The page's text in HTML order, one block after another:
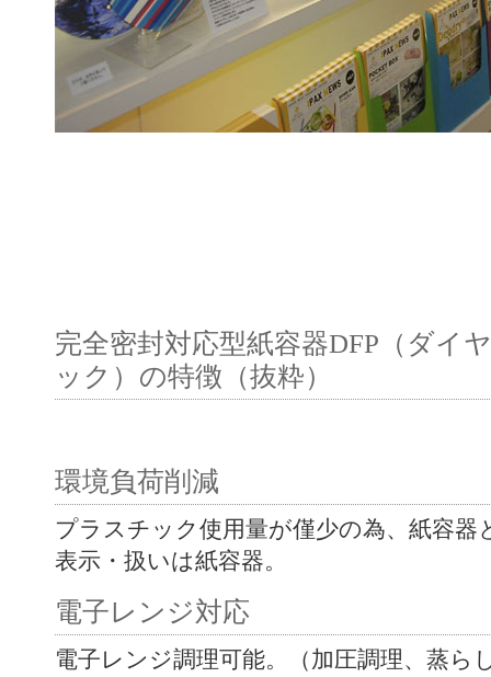
完全密封対応型紙容器DFP（ダイ
ック）の特徴（抜粋）
環境負荷削減
プラスチック使用量が僅少の為、紙容器
表示・扱いは紙容器。
電子レンジ対応
電子レンジ調理可能。（加圧調理、蒸ら